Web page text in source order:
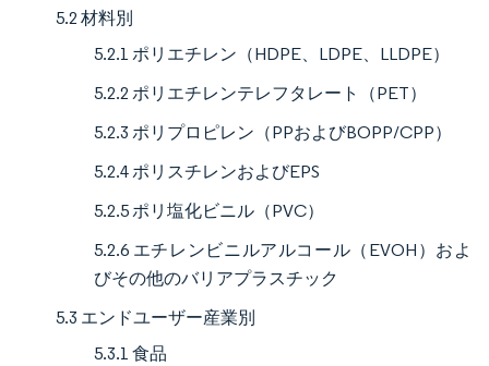
5.2 材料別
5.2.1 ポリエチレン（HDPE、LDPE、LLDPE）
5.2.2 ポリエチレンテレフタレート（PET）
5.2.3 ポリプロピレン（PPおよびBOPP/CPP）
5.2.4 ポリスチレンおよびEPS
5.2.5 ポリ塩化ビニル（PVC）
5.2.6 エチレンビニルアルコール（EVOH）およ
びその他のバリアプラスチック
5.3 エンドユーザー産業別
5.3.1 食品